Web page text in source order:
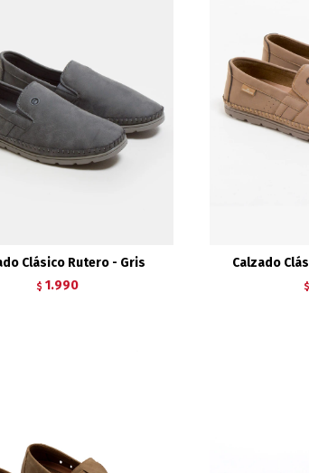
Clásico Rutero - Gris
$ 1.990
Calzado
$